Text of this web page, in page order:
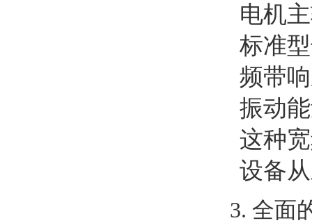
电机
标准
频带
振动
这种
设备
3. 全面